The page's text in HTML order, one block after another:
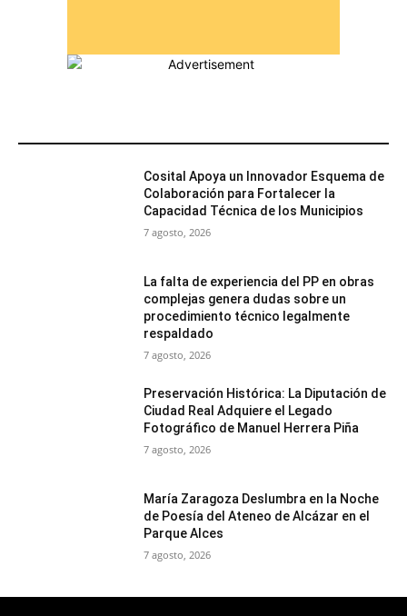
Cosital Apoya un Innovador Esquema de
Colaboración para Fortalecer la
Capacidad Técnica de los Municipios
7 agosto, 2026
La falta de experiencia del PP en obras
complejas genera dudas sobre un
procedimiento técnico legalmente
respaldado
7 agosto, 2026
Preservación Histórica: La Diputación de
Ciudad Real Adquiere el Legado
Fotográfico de Manuel Herrera Piña
7 agosto, 2026
María Zaragoza Deslumbra en la Noche
de Poesía del Ateneo de Alcázar en el
Parque Alces
7 agosto, 2026